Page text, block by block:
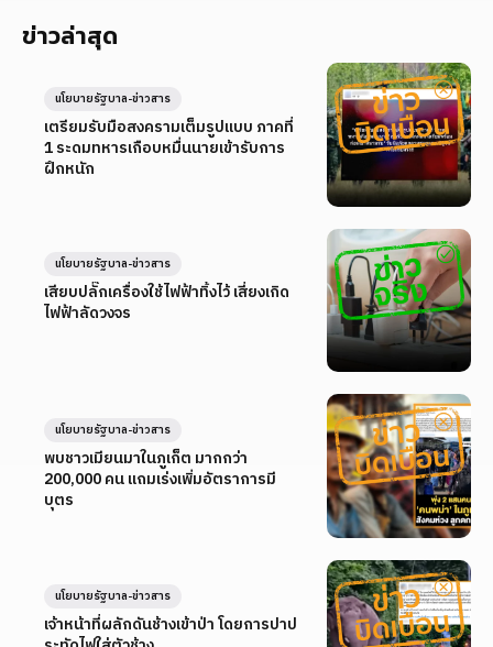
ข่าวล่าสุด
เตรียมรับมือสงครามเต็มรูปแบบ ภาคที่
1 ระดมทหารเกือบหมื่นนายเข้ารับการ
ฝึกหนัก
นโยบายรัฐบาล-ข่าวสาร
เสียบปลั๊กเครื่องใช้ไฟฟ้าทิ้งไว้ เสี่ยงเกิด
ไฟฟ้าลัดวงจร
นโยบายรัฐบาล-ข่าวสาร
พบชาวเมียนมาในภูเก็ต มากกว่า
200,000 คน แถมเร่งเพิ่มอัตราการมี
บุตร
นโยบายรัฐบาล-ข่าวสาร
เจ้าหน้าที่ผลักดันช้างเข้าป่า โดยการปาป
นโยบายรัฐบาล-ข่าวสาร